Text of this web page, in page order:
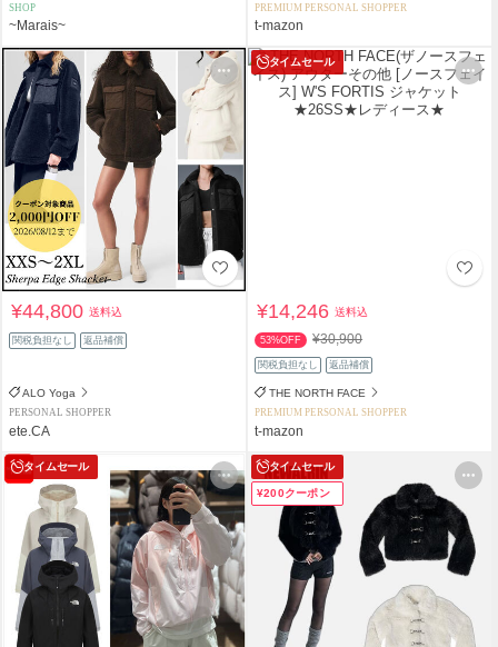
SHOP
~Marais~
PREMIUM PERSONAL SHOPPER
t-mazon
¥44,800送料込
関税負担なし 返品補償
ALO Yoga
PERSONAL SHOPPER
ete.CA
タイムセール
¥14,246送料込
53%OFF ¥30,900
関税負担なし 返品補償
THE NORTH FACE
PREMIUM PERSONAL SHOPPER
t-mazon
タイムセール タイムセール
¥200クーポン